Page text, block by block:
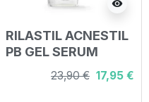
visibility
RILASTIL ACNESTIL
PB GEL SERUM
SEBOREGOLATORE
23,90 € 17,95 €